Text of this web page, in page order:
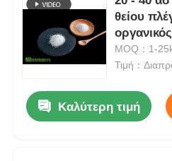
θείου
και το
MOQ：1-
Τιμή：
Καλύτερη τιμή